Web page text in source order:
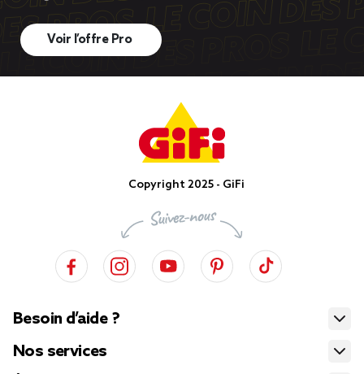
Voir l’offre Pro
Copyright 2025 - GiFi
Besoin d’aide ?
Nos services